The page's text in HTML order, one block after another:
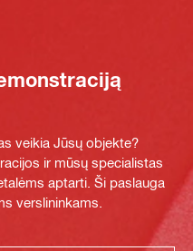
veikia Jūsų objekte?
ir mūsų specialistas
aptarti. Ši paslauga
verslininkams.